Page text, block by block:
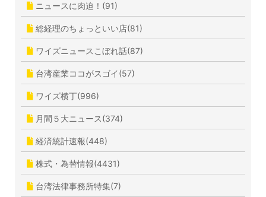
ニュースに肉迫！(91)
総経理のちょっといい店(81)
ワイズニュースこぼれ話(87)
台湾産業ココがスゴイ(57)
ワイズ横丁(996)
月間５大ニュース(374)
経済統計速報(448)
株式・為替情報(4431)
台湾法律事務所特集(7)